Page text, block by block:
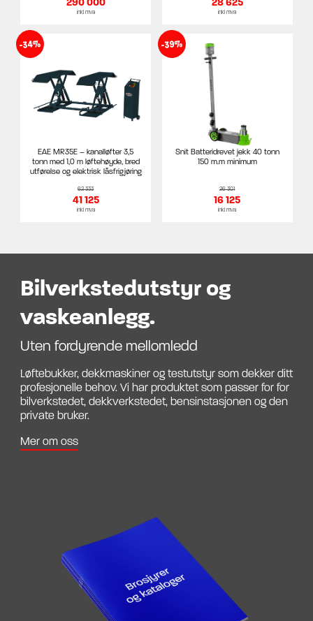
290 000
inkl mva
28 625
inkl mva
-34%
EAE MR35E – kanalløfter 3,5
tonn med 1,0 m løftehøyde, bred
utførelse og elektrisk låsfrigjøring
62 333
41 125
inkl mva
-39%
Snit Batteridrevet jekk 40 tonn
150 m.m minimum
26 301
16 125
inkl mva
Bilverkstedutstyr og
vaskeanlegg.
Uten fordyrende mellomledd
Løftebukker, dekkmaskiner og testutstyr som dekker ditt
profesjonelle behov. Vi har produktet som passer for for
bilverkstedet, dekkverkstedet, bensinstasjonen og den
private bruker.
Mer om oss